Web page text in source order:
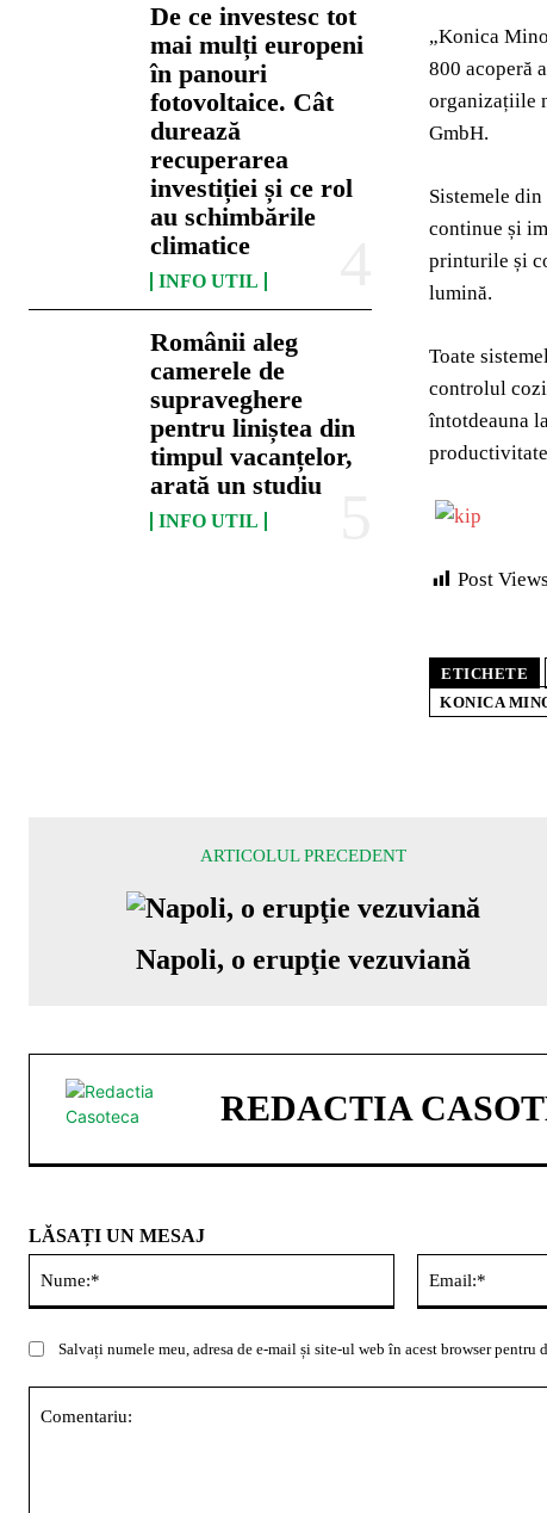
De ce investesc tot
mai mulți europeni
în panouri
fotovoltaice. Cât
durează
recuperarea
investiției și ce rol
au schimbările
climatice
INFO UTIL
Românii aleg
camerele de
supraveghere
pentru liniștea din
timpul vacanțelor,
arată un studiu
INFO UTIL
„Konica
800 acoperă
organizațiile
GmbH.
Sistemele
continue și
printurile și
lumină.
Toate
controlul
întotdeauna
Post
ETICHETE
KONICA
ARTICOLUL PRECEDENT
Napoli, o erupţie vezuviană
REDACTIA
LĂSAȚI UN MESAJ
Salvați numele meu, adresa de e-mail și site-ul web în acest browser pentru